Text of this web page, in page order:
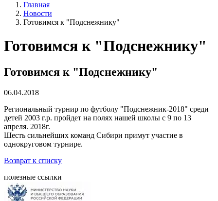
Главная
Новости
Готовимся к "Подснежнику"
Готовимся к "Подснежнику"
Готовимся к "Подснежнику"
06.04.2018
Региональный турнир по футболу "Подснежник-2018" среди
детей 2003 г.р. пройдет на полях нашей школы с 9 по 13
апреля. 2018г.
Шесть сильнейших команд Сибири примут участие в
однокруговом турнире.
Возврат к списку
полезные ссылки